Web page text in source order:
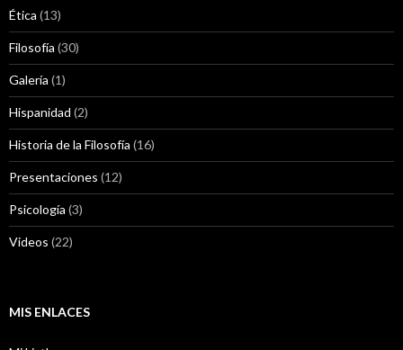
Ética (13)
Filosofía (30)
Galería (1)
Hispanidad (2)
Historia de la Filosofía (16)
Presentaciones (12)
Psicología (3)
Videos (22)
MIS ENLACES